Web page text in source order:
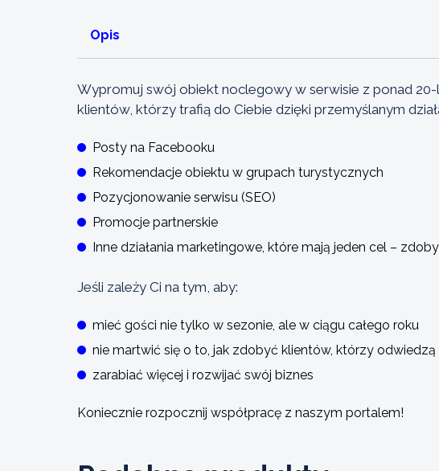
Opis
Wypromuj swój obiekt noclegowy w serwisie z ponad
klientów, którzy trafią do Ciebie dzięki przemyślanym
Posty na Facebooku
Rekomendacje obiektu w grupach turystycznych
Pozycjonowanie serwisu (SEO)
Promocje partnerskie
Inne działania marketingowe, które mają jeden cel –
Jeśli zależy Ci na tym, aby:
mieć gości nie tylko w sezonie, ale w ciągu całego roku
nie martwić się o to, jak zdobyć klientów, którzy
zarabiać więcej i rozwijać swój biznes
Koniecznie rozpocznij współpracę z naszym portalem!